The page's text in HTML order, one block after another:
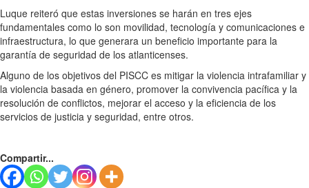
Luque reiteró que estas inversiones se harán en tres ejes
fundamentales como lo son movilidad, tecnología y comunicaciones e
infraestructura, lo que generara un beneficio importante para la
garantía de seguridad de los atlanticenses.
Alguno de los objetivos del PISCC es mitigar la violencia intrafamiliar y
la violencia basada en género, promover la convivencia pacífica y la
resolución de conflictos, mejorar el acceso y la eficiencia de los
servicios de justicia y seguridad, entre otros.
Compartir...